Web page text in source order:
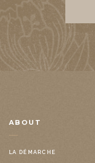
ABOUT
LA DÉMARCHE